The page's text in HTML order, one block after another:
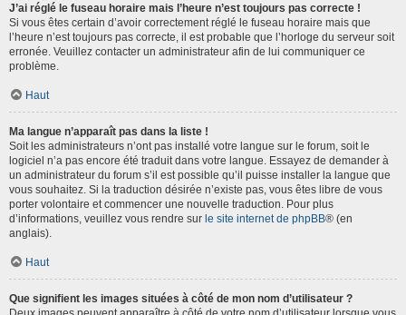
J’ai réglé le fuseau horaire mais l’heure n’est toujours pas correcte !
Si vous êtes certain d’avoir correctement réglé le fuseau horaire mais que
l’heure n’est toujours pas correcte, il est probable que l’horloge du serveur soit
erronée. Veuillez contacter un administrateur afin de lui communiquer ce
problème.
Haut
Ma langue n’apparaît pas dans la liste !
Soit les administrateurs n’ont pas installé votre langue sur le forum, soit le
logiciel n’a pas encore été traduit dans votre langue. Essayez de demander à
un administrateur du forum s’il est possible qu’il puisse installer la langue que
vous souhaitez. Si la traduction désirée n’existe pas, vous êtes libre de vous
porter volontaire et commencer une nouvelle traduction. Pour plus
d’informations, veuillez vous rendre sur le site internet de phpBB® (en
anglais).
Haut
Que signifient les images situées à côté de mon nom d’utilisateur ?